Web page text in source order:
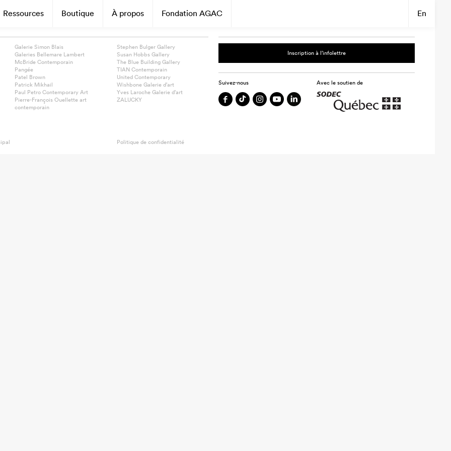
Ressources Boutique À propos Fondation AGAC En
Galerie Simon Blais
Galeries Bellemare Lambert
McBride Contemporain
Pangée
Patel Brown
Patrick Mikhail
Paul Petro Contemporary Art
Pierre-François Ouellette art
contemporain
Stephen Bulger Gallery
Susan Hobbs Gallery
The Blue Building Gallery
TIAN Contemporain
United Contemporary
Wishbone Galerie d’art
Yves Laroche Galerie d’art
ZALUCKY
Inscription à l’infolettre
Suivez-nous Avec le soutien de
Politique de confidentialité